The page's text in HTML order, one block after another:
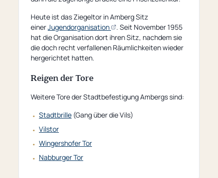
Heute ist das Ziegeltor in Amberg Sitz
einerJugendorganisation
(öffnet
externe
Seite)
. Seit November 1955
hat die Organisation dort ihren Sitz, nachdem sie
die doch recht verfallenen Räumlichkeiten wieder
hergerichtet hatten.
Reigen der Tore
Weitere Tore der Stadtbefestigung Ambergs sind:
Stadtbrille(Gang über die Vils)
Vilstor
Wingershofer Tor
Nabburger Tor